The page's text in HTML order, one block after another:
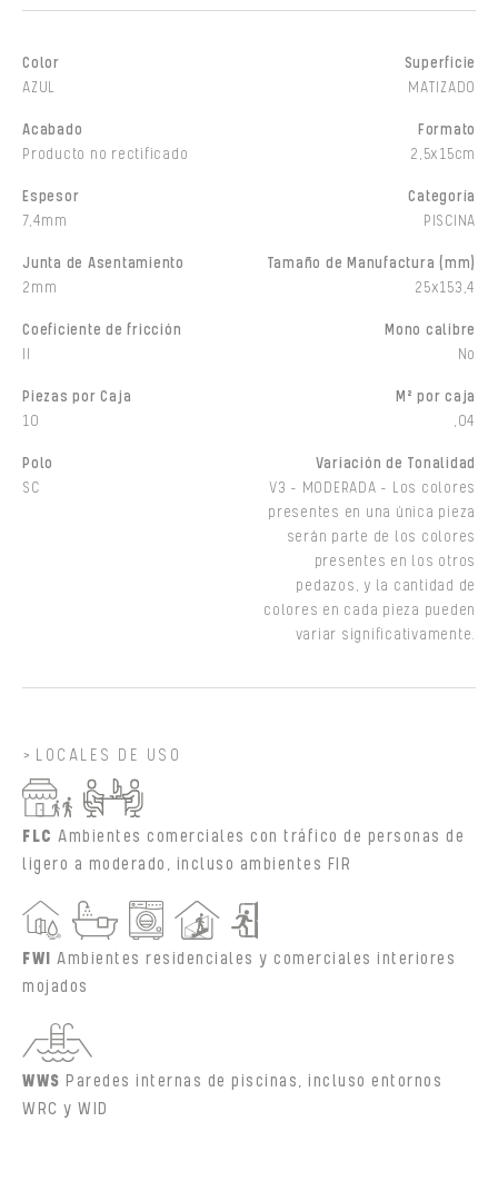
Color
AZUL
Superficie
MATIZADO
Acabado
Producto no rectificado
Formato
2,5x15cm
Espesor
7,4mm
Categoría
PISCINA
Junta de Asentamiento
2mm
Tamaño de Manufactura (mm)
25x153,4
Coeficiente de fricción
Mono calibre
No
Piezas por Caja
10
M² por caja
,04
Polo
SC
Variación de Tonalidad
V3 - MODERADA - Los colores
presentes en una única pieza
serán parte de los colores
presentes en los otros
pedazos, y la cantidad de
colores en cada pieza pueden
variar significativamente.
LOCALES DE USO
FLC Ambientes comerciales con tráfico de personas de
ligero a moderado, incluso ambientes FIR
FWI Ambientes residenciales y comerciales interiores
mojados
WWS Paredes internas de piscinas, incluso entornos
WRC y WID